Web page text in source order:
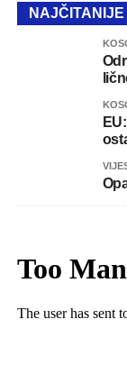
NAJČITANIJE